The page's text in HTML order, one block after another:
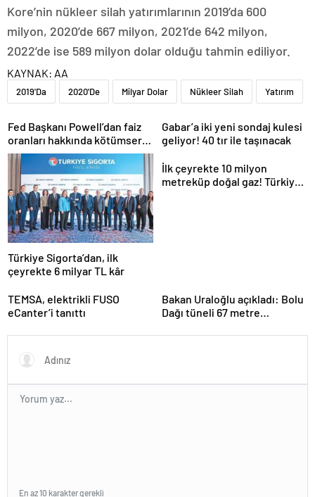
Kore’nin nükleer silah yatırımlarının 2019’da 600
milyon, 2020’de 667 milyon, 2021’de 642 milyon,
2022’de ise 589 milyon dolar olduğu tahmin ediliyor.
KAYNAK: AA
2019'Da 2020'De Milyar Dolar Nükleer Silah Yatırım
Fed Başkanı Powell’dan faiz
oranları hakkında kötümser
açıklama
Gabar’a iki yeni sondaj kulesi
geliyor! 40 tır ile taşınacak
Türkiye Sigorta’dan, ilk
çeyrekte 6 milyar TL kâr
İlk çeyrekte 10 milyon
metreküp doğal gaz! Türkiye
TEMSA, elektrikli FUSO
eCanter’i tanıttı
Bakan Uraloğlu açıkladı: Bolu
Dağı tüneli 67 metre
En az 10 karakter gerekli